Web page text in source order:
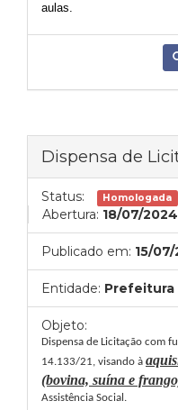
aulas.
Dispensa de
Status: Homologada
Abertura: 18/07/
Publicado em: 15/
Entidade: Prefeitura
Objeto:
Dispensa de Licitação com
14.133/21, visando à
(bovina, suína e
Assistência Social .